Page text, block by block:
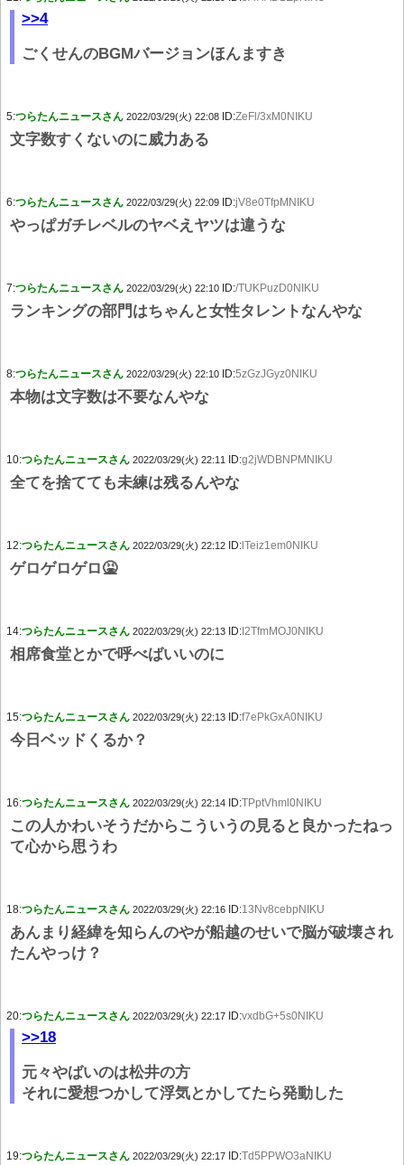
>>4
ごくせんのBGMバージョンほんますき
5:つらたんニュースさん 2022/03/29(火) 22:08 ID:ZeFl/3xM0NIKU
文字数すくないのに威力ある
6:つらたんニュースさん 2022/03/29(火) 22:09 ID:jV8e0TfpMNIKU
やっぱガチレベルのヤベえヤツは違うな
7:つらたんニュースさん 2022/03/29(火) 22:10 ID:/TUKPuzD0NIKU
ランキングの部門はちゃんと女性タレントなんやな
8:つらたんニュースさん 2022/03/29(火) 22:10 ID:5zGzJGyz0NIKU
本物は文字数は不要なんやな
10:つらたんニュースさん 2022/03/29(火) 22:11 ID:g2jWDBNPMNIKU
全てを捨てても未練は残るんやな
12:つらたんニュースさん 2022/03/29(火) 22:12 ID: lTeiz1em0NIKU
ゲロゲロゲロ🤮
14:つらたんニュースさん 2022/03/29(火) 22:13 ID: I2TfmMOJ0NIKU
相席食堂とかで呼べばいいのに
15:つらたんニュースさん 2022/03/29(火) 22:13 ID:f7ePkGxA0NIKU
今日ベッドくるか？
16:つらたんニュースさん 2022/03/29(火) 22:14 ID:TPptVhml0NIKU
この人かわいそうだからこういうの見ると良かったねっ
て心から思うわ
18:つらたんニュースさん 2022/03/29(火) 22:16 ID:13Nv8cebpNIKU
あんまり経緯を知らんのやが船越のせいで脳が破壊され
たんやっけ？
20:つらたんニュースさん 2022/03/29(火) 22:17 ID:vxdbG+5s0NIKU
>>18
元々やばいのは松井の方
それに愛想つかして浮気とかしてたら発動した
19:つらたんニュースさん 2022/03/29(火) 22:17 ID:Td5PPWO3aNIKU